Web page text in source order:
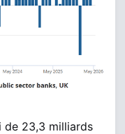
de 23,3 milliards